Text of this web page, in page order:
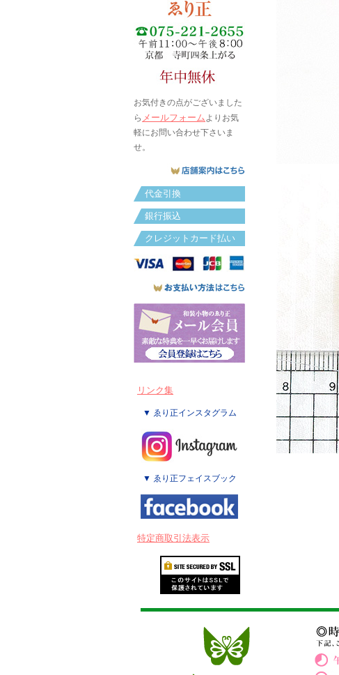
お気付きの点がございました
ら メールフォームよりお気
軽にお問い合わせ下さいま
せ。
代金引換
銀行振込
クレジットカード払い
リンク集
▼ ゑり正インスタグラム
▼ ゑり正フェイスブック
特定商取引法表示